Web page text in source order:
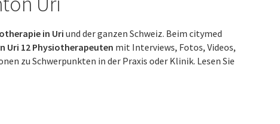
in Uri und der ganzen Schweiz. Beim citymed
Uri 12 Physiotherapeuten mit Interviews, Fotos, Videos,
zu Schwerpunkten in der Praxis oder Klinik. Lesen Sie